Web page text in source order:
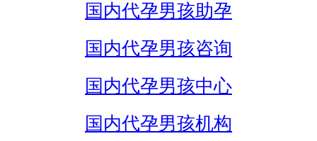
国内代孕男孩助孕
国内代孕男孩咨询
国内代孕男孩中心
国内代孕男孩机构